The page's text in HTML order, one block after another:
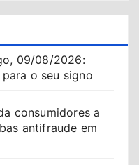
09/08/2026:
o seu signo
consumidores a
antifraude em